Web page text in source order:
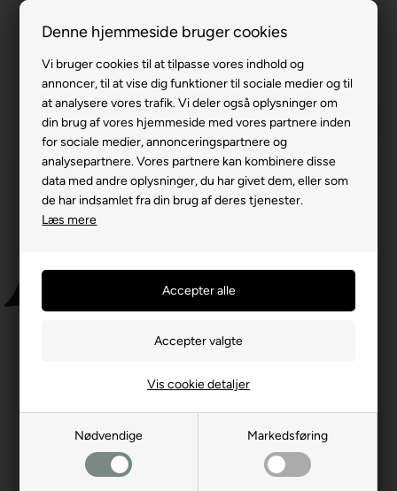
Denne hjemmeside bruger cookies
Vi bruger cookies til at tilpasse vores indhold og
annoncer, til at vise dig funktioner til sociale medier og til
at analysere vores trafik. Vi deler også oplysninger om
din brug af vores hjemmeside med vores partnere inden
for sociale medier, annonceringspartnere og
analysepartnere. Vores partnere kan kombinere disse
data med andre oplysninger, du har givet dem, eller som
de har indsamlet fra din brug af deres tjenester.
Læs mere
Nødvendige Markedsføring
Vis cookie detaljer
Gratis levering v. køb for 799,-
Service hos dig
3 års garanti
63 15 00 00